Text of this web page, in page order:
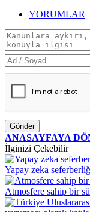
YORUMLAR
Gönder
ANASAYFAYA
İlginizi Çekebilir
Yapay zeka
Atmosfere sahip bir